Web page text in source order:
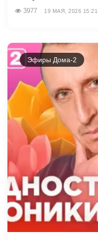
3977 19 МАЯ, 2026 15:21
Эфиры Дома-2